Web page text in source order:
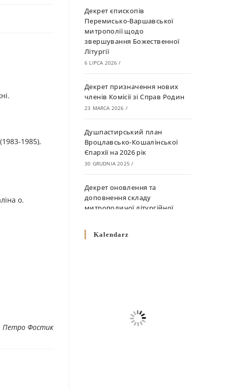
1985),
о.
Петро Фостик
Декрет єпископів
Перемисько-Варшавської
митрополії щодо
звершування Божественної
Літургії
6 LIPCA 2026 /
Декрет призначення нових
членів Комісії зі Справ Родин
23 MARCA 2026 /
Душпастирський план
Вроцлавсько-Кошалінської
Єпархії на 2026 рік
30 GRUDNIA 2025 /
Декрет оновлення та
доповнення складу
митрополичої літургійної
10 GRUDNIA 2025
Декрет про відзначення
Великодня і всіх рухомих
Kalendarz